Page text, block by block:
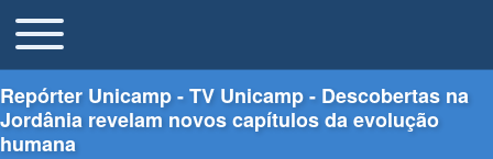
Main Menu
Toggle main menu
Repórter Unicamp - TV Unicamp - Descobertas na
Jordânia revelam novos capítulos da evolução
humana